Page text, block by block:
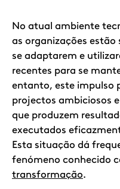
No atual ambiente
as organizações
se adaptarem e
recentes para se
entanto, este impulso
projectos ambiciosos
que produzem
executados
Esta situação dá
fenómeno conhecido
transformação.